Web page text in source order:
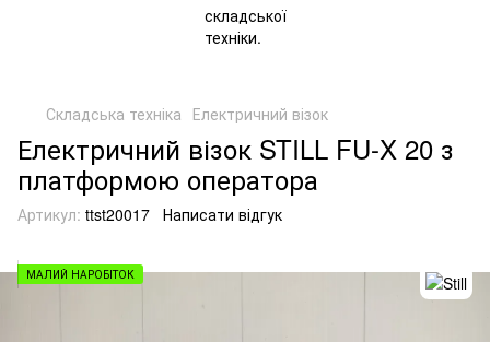
Складська техніка Електричний візок
Електричний візок STILL FU-X 20 з
платформою оператора
Артикул: ttst20017 Написати відгук
МАЛИЙ НАРОБІТОК